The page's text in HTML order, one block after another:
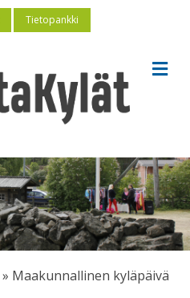
Tietopankki
V
a
o
» Maakunnallinen kyläpäivä